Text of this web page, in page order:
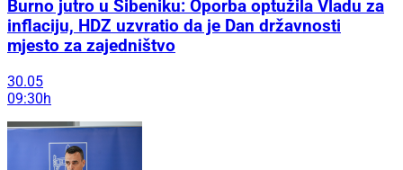
Burno jutro u Šibeniku: Oporba optužila Vladu za
inflaciju, HDZ uzvratio da je Dan državnosti
mjesto za zajedništvo
30.05
09:30h